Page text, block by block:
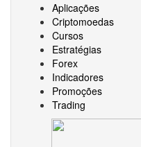
Aplicações
Criptomoedas
Cursos
Estratégias
Forex
Indicadores
Promoções
Trading